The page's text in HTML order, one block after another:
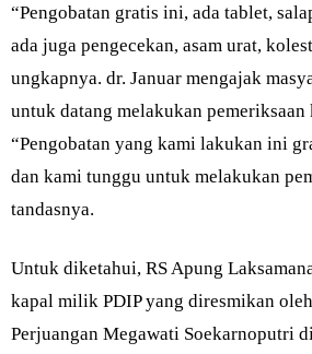
“Pengobatan gratis ini, ada tablet,
ada juga pengecekan, asam urat,
ungkapnya. dr. Januar mengajak
untuk datang melakukan pemeriksaan
“Pengobatan yang kami lakukan ini
dan kami tunggu untuk melakukan
tandasnya.
Untuk diketahui, RS Apung
kapal milik PDIP yang diresmikan
Perjuangan Megawati Soekarnoputri